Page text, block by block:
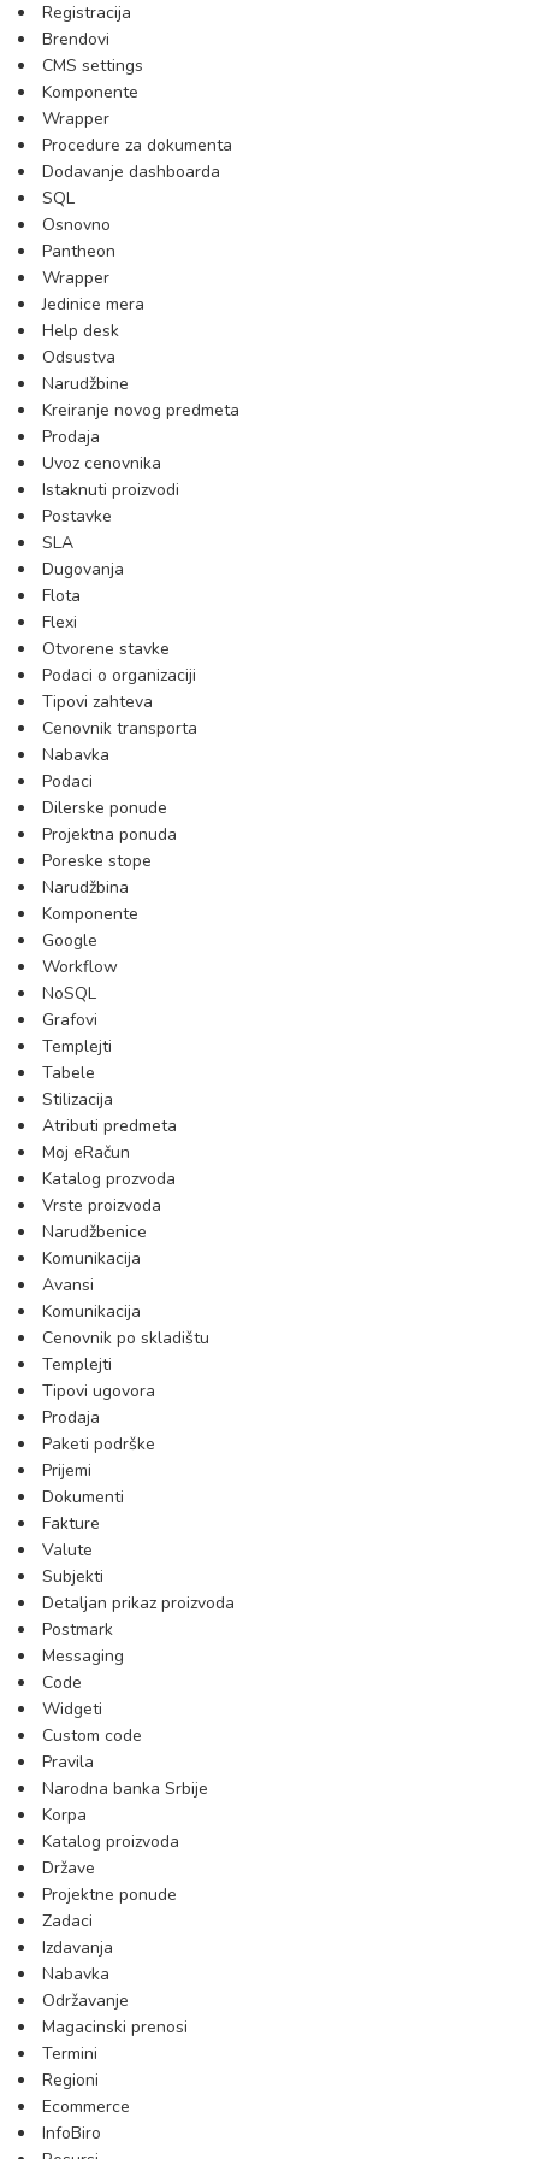
Registracija
Brendovi
CMS settings
Komponente
Wrapper
Procedure za dokumenta
Dodavanje dashboarda
SQL
Osnovno
Pantheon
Wrapper
Jedinice mera
Help desk
Odsustva
Narudžbine
Kreiranje novog predmeta
Prodaja
Uvoz cenovnika
Istaknuti proizvodi
Postavke
SLA
Dugovanja
Flota
Flexi
Otvorene stavke
Podaci o organizaciji
Tipovi zahteva
Cenovnik transporta
Nabavka
Podaci
Dilerske ponude
Projektna ponuda
Poreske stope
Narudžbina
Komponente
Google
Workflow
NoSQL
Grafovi
Templejti
Tabele
Stilizacija
Atributi predmeta
Moj eRačun
Katalog prozvoda
Vrste proizvoda
Narudžbenice
Komunikacija
Avansi
Komunikacija
Cenovnik po skladištu
Templejti
Tipovi ugovora
Prodaja
Paketi podrške
Prijemi
Dokumenti
Fakture
Valute
Subjekti
Detaljan prikaz proizvoda
Postmark
Messaging
Code
Widgeti
Custom code
Pravila
Narodna banka Srbije
Korpa
Katalog proizvoda
Države
Projektne ponude
Zadaci
Izdavanja
Nabavka
Održavanje
Magacinski prenosi
Termini
Regioni
Ecommerce
InfoBiro